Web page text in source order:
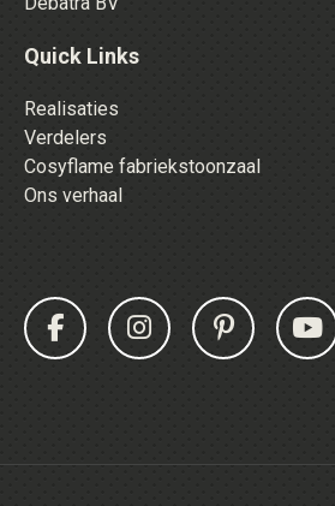
Quick Links
Realisaties
Verdelers
Cosyflame fabriekstoonzaal
Ons verhaal